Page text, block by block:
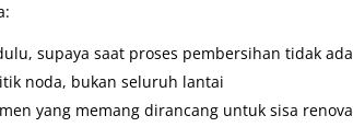
supaya saat proses pembersihan tidak
noda, bukan seluruh lantai
yang memang dirancang untuk sisa